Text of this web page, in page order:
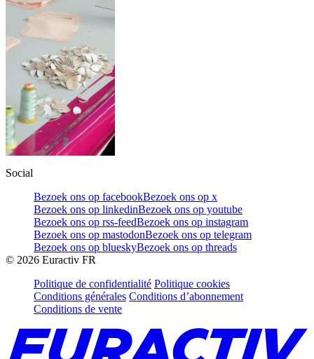
Social
Bezoek ons op facebookBezoek ons op x
Bezoek ons op linkedinBezoek ons op youtube
Bezoek ons op rss-feedBezoek ons op instagram
Bezoek ons op mastodonBezoek ons op telegram
Bezoek ons op blueskyBezoek ons op threads
© 2026 Euractiv FR
Politique de confidentialité Politique cookies
Conditions générales Conditions d’abonnement
Conditions de vente